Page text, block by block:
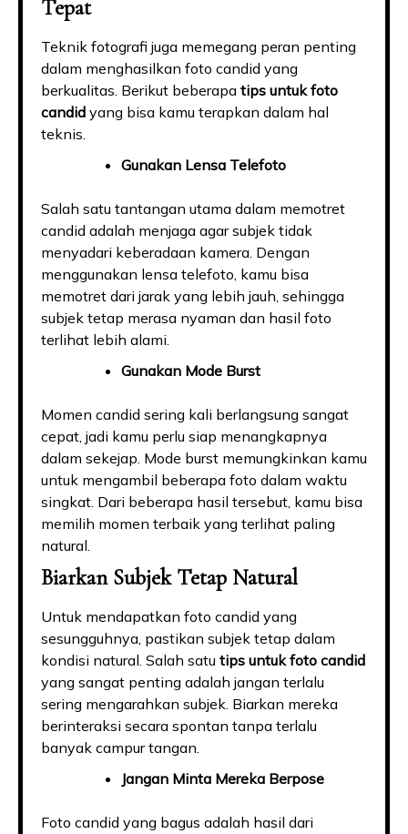
Tepat
Teknik fotografi juga memegang peran penting
dalam menghasilkan foto candid yang
berkualitas. Berikut beberapa tips untuk foto
candid yang bisa kamu terapkan dalam hal
teknis.
Gunakan Lensa Telefoto
Salah satu tantangan utama dalam memotret
candid adalah menjaga agar subjek tidak
menyadari keberadaan kamera. Dengan
menggunakan lensa telefoto, kamu bisa
memotret dari jarak yang lebih jauh, sehingga
subjek tetap merasa nyaman dan hasil foto
terlihat lebih alami.
Gunakan Mode Burst
Momen candid sering kali berlangsung sangat
cepat, jadi kamu perlu siap menangkapnya
dalam sekejap. Mode burst memungkinkan kamu
untuk mengambil beberapa foto dalam waktu
singkat. Dari beberapa hasil tersebut, kamu bisa
memilih momen terbaik yang terlihat paling
natural.
Biarkan Subjek Tetap Natural
Untuk mendapatkan foto candid yang
sesungguhnya, pastikan subjek tetap dalam
kondisi natural. Salah satu tips untuk foto candid
yang sangat penting adalah jangan terlalu
sering mengarahkan subjek. Biarkan mereka
berinteraksi secara spontan tanpa terlalu
banyak campur tangan.
Jangan Minta Mereka Berpose
Foto candid yang bagus adalah hasil dari